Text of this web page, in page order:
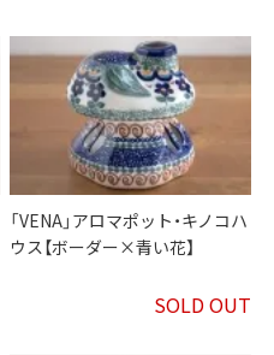
「VENA」アロマポット・キノコハ
ウス【ボーダー×青い花】
SOLD OUT